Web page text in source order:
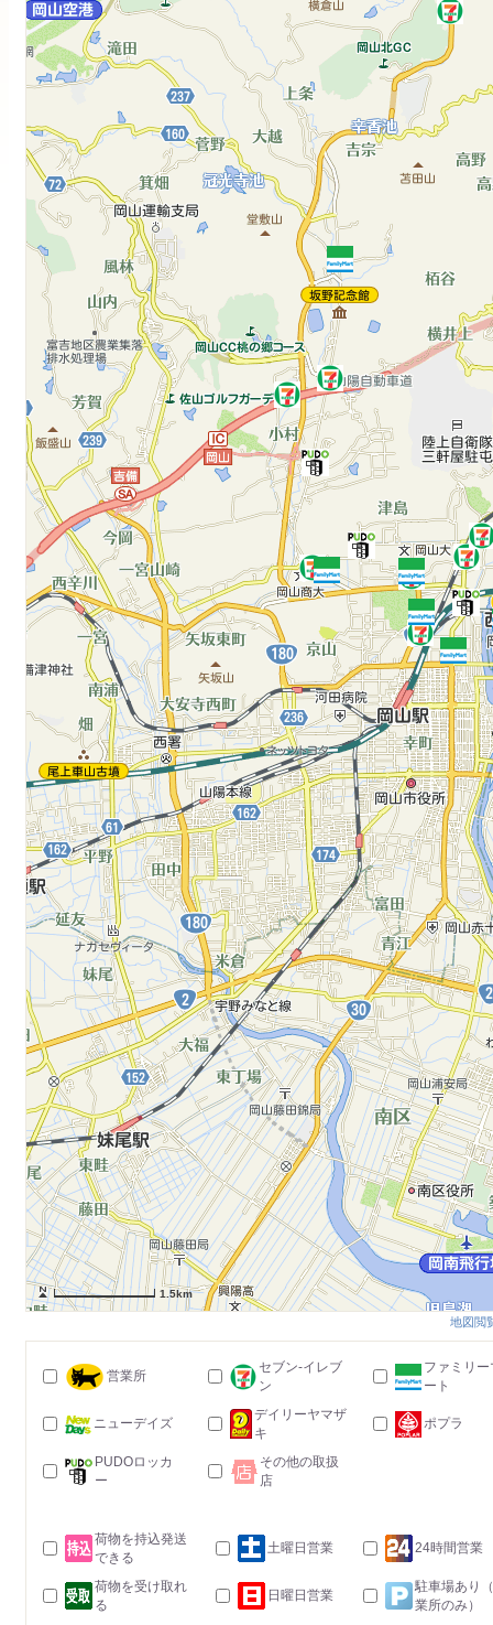
1.5km
地図閲
営業所
セブン-イレブ
ン
ファミリー
ート
ニューデイズ
デイリーヤマザ
キ
ポプラ
PUDOロッカ
ー
その他の取扱
店
荷物を持込発送
できる
土曜日営業 24時間営業
荷物を受け取れ
る
日曜日営業
駐車場あり
業所のみ）